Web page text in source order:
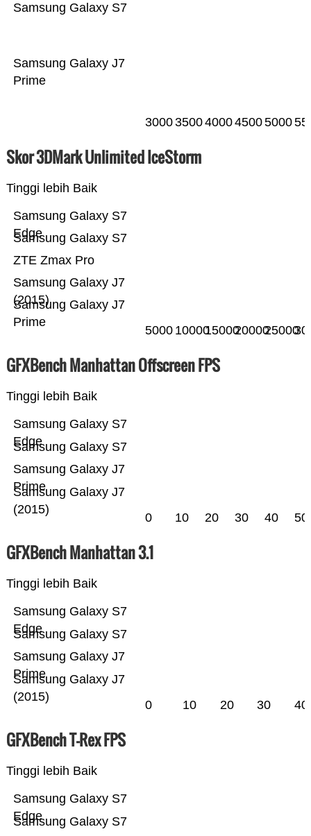
Samsung Galaxy J7
Prime
Samsung Galaxy S7
30003500400045005000
Skor 3DMark Unlimited IceStorm
Tinggi lebih Baik
Samsung Galaxy J7
Prime
Samsung Galaxy J7
(2015)
ZTE Zmax Pro
Samsung Galaxy S7
Samsung Galaxy S7
Edge
5000 10000150002000025000
GFXBench Manhattan Offscreen FPS
Tinggi lebih Baik
Samsung Galaxy J7
(2015)
Samsung Galaxy J7
Prime
Samsung Galaxy S7
Samsung Galaxy S7
Edge
0 10 20 30 40 50
GFXBench Manhattan 3.1
Tinggi lebih Baik
Samsung Galaxy J7
(2015)
Samsung Galaxy J7
Prime
Samsung Galaxy S7
Samsung Galaxy S7
Edge
0 10 20 30 40
GFXBench T-Rex FPS
Tinggi lebih Baik
Samsung Galaxy S7
Samsung Galaxy S7
Edge